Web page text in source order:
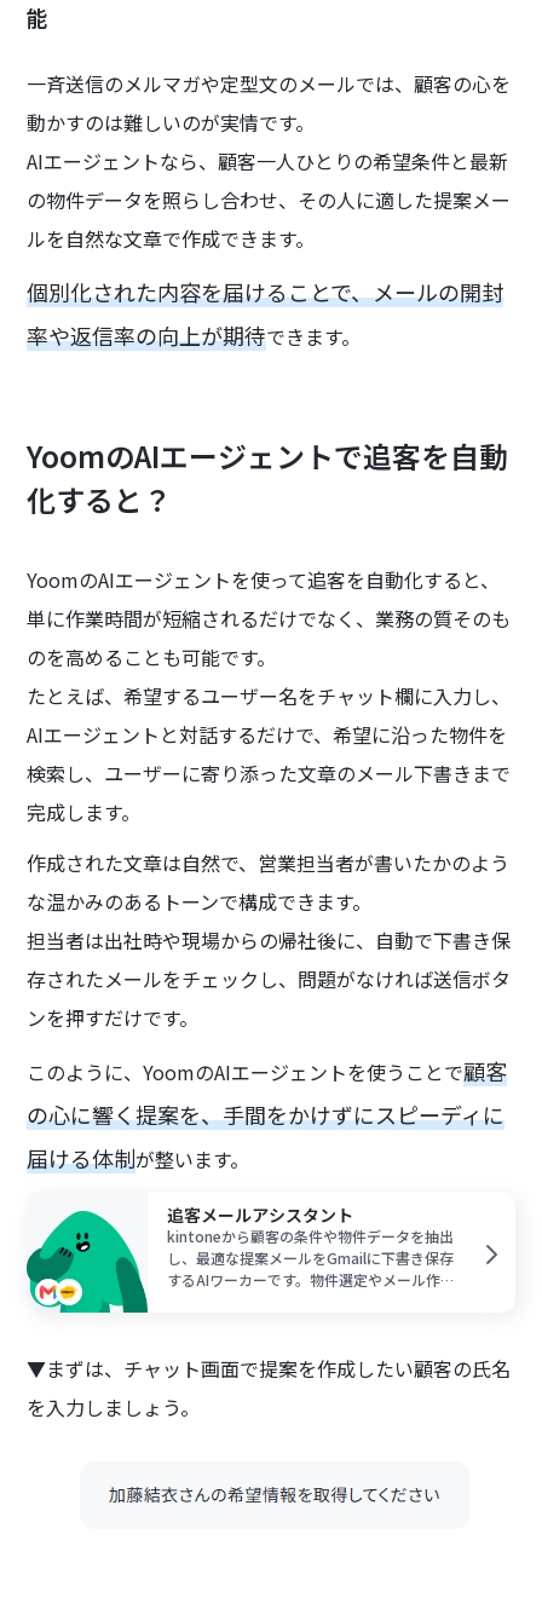
能
一斉送信のメルマガや定型文のメールでは、顧客の心を
動かすのは難しいのが実情です。
AIエージェントなら、顧客一人ひとりの希望条件と最新
の物件データを照らし合わせ、その人に適した提案メー
ルを自然な文章で作成できます。
個別化された内容を届けることで、メールの開封
率や返信率の向上が期待できます。
YoomのAIエージェントで追客を自動
化すると？
YoomのAIエージェントを使って追客を自動化すると、
単に作業時間が短縮されるだけでなく、業務の質そのも
のを高めることも可能です。
たとえば、希望するユーザー名をチャット欄に入力し、
AIエージェントと対話するだけで、希望に沿った物件を
検索し、ユーザーに寄り添った文章のメール下書きまで
完成します。
作成された文章は自然で、営業担当者が書いたかのよう
な温かみのあるトーンで構成できます。
担当者は出社時や現場からの帰社後に、自動で下書き保
存されたメールをチェックし、問題がなければ送信ボタ
ンを押すだけです。
このように、YoomのAIエージェントを使うことで顧客
の心に響く提案を、手間をかけずにスピーディに
届ける体制が整います。
追客メールアシスタント
kintoneから顧客の条件や物件データを抽出
し、最適な提案メールをGmailに下書き保存
するAIワーカーです。物件選定やメール作成
▼まずは、チャット画面で提案を作成したい顧客の氏名
を入力しましょう。